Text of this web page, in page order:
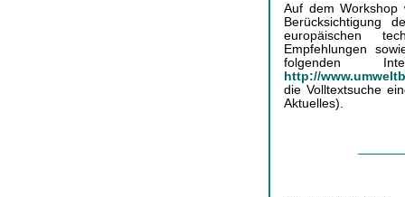
Auf dem Workshop
Berücksichtigung
europäischen
Empfehlungen
folgenden
http://
die Volltextsuche
Aktuelles).